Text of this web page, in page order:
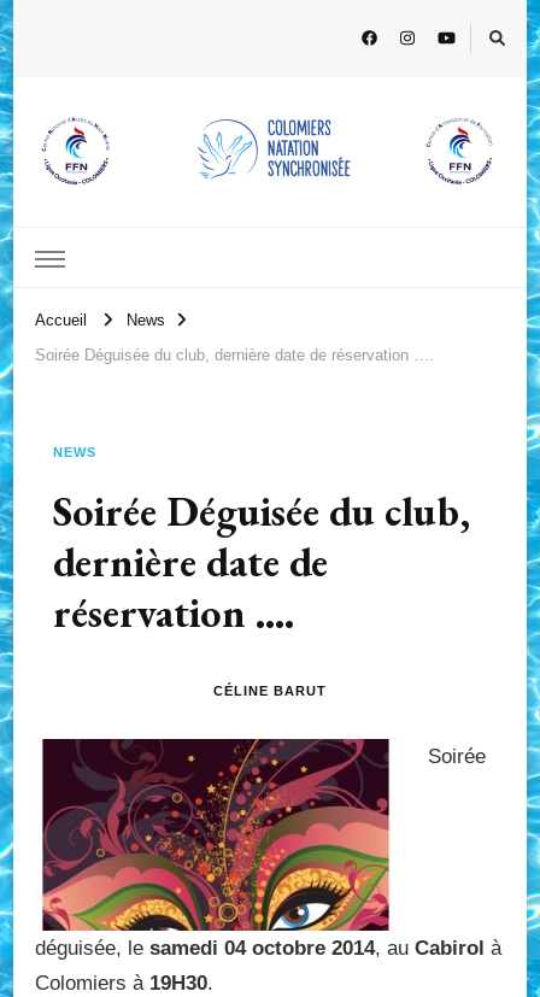
Accueil
News
Soirée Déguisée du club, dernière date de réservation ….
NEWS
Soirée Déguisée du club,
dernière date de
réservation ….
CÉLINE BARUT
Soirée
déguisée, le samedi 04 octobre 2014, au Cabirol à
Colomiers à 19H30.